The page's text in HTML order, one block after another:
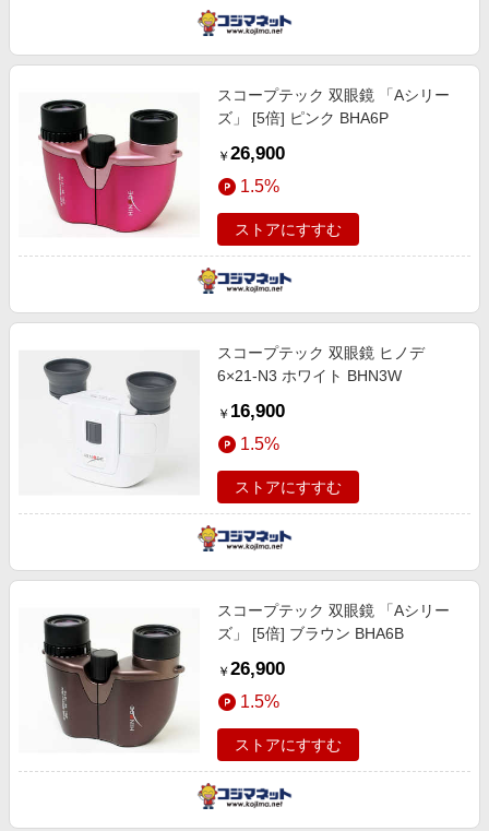
スコープテック 双眼鏡 「Aシリー
ズ」 [5倍] ピンク BHA6P
￥ 26,900
1.5%
ストアにすすむ
スコープテック 双眼鏡 ヒノデ
6×21-N3 ホワイト BHN3W
￥ 16,900
1.5%
ストアにすすむ
スコープテック 双眼鏡 「Aシリー
ズ」 [5倍] ブラウン BHA6B
￥ 26,900
1.5%
ストアにすすむ